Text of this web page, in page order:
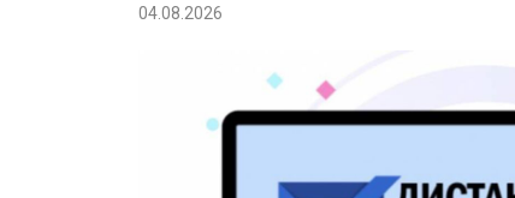
04.08.2026